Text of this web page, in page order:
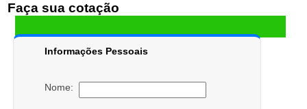
Faça sua cotação
Informações Pessoais
Nome: